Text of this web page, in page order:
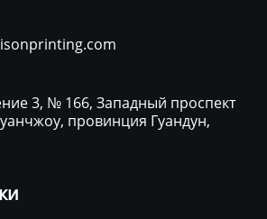
3, № 166, Западный проспект
провинция Гуандун,